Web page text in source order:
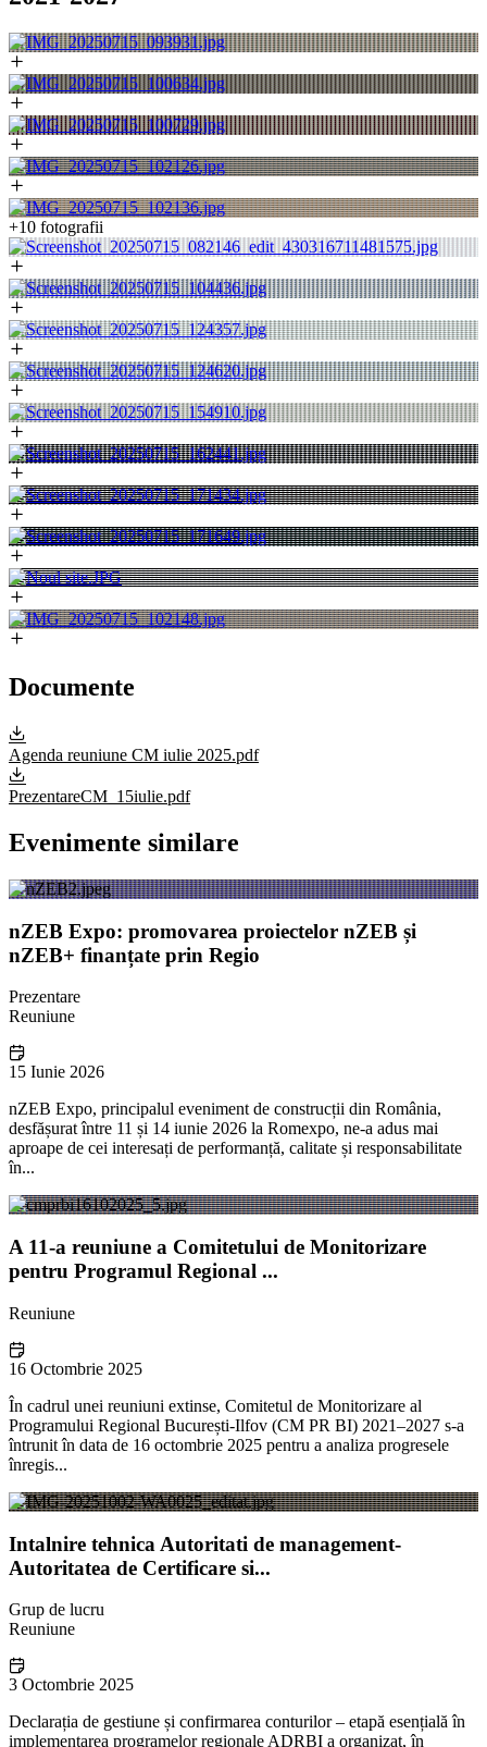
+10 fotografii
Documente
Agenda reuniune CM iulie 2025.pdf
PrezentareCM_15iulie.pdf
Evenimente similare
nZEB Expo: promovarea proiectelor nZEB și
nZEB+ finanțate prin Regio
Prezentare
Reuniune
15 Iunie 2026
nZEB Expo, principalul eveniment de construcții din România,
desfășurat între 11 și 14 iunie 2026 la Romexpo, ne-a adus mai
aproape de cei interesați de performanță, calitate și responsabilitate
în...
A 11-a reuniune a Comitetului de Monitorizare
pentru Programul Regional ...
Reuniune
16 Octombrie 2025
În cadrul unei reuniuni extinse, Comitetul de Monitorizare al
Programului Regional București-Ilfov (CM PR BI) 2021–2027 s-a
întrunit în data de 16 octombrie 2025 pentru a analiza progresele
înregis...
Intalnire tehnica Autoritati de management-
Autoritatea de Certificare si...
Grup de lucru
Reuniune
3 Octombrie 2025
Declarația de gestiune și confirmarea conturilor – etapă esențială în
implementarea programelor regionale ADRBI a organizat, în